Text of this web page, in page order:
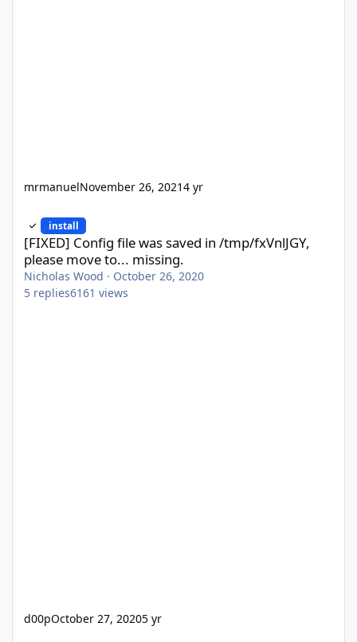
mrmanuelNovember 26, 20214 yr
install
[FIXED] Config file was saved in /tmp/fxVnlJGY,
please move to... missing.
Nicholas Wood · October 26, 2020
5 replies6161 views
d00pOctober 27, 20205 yr